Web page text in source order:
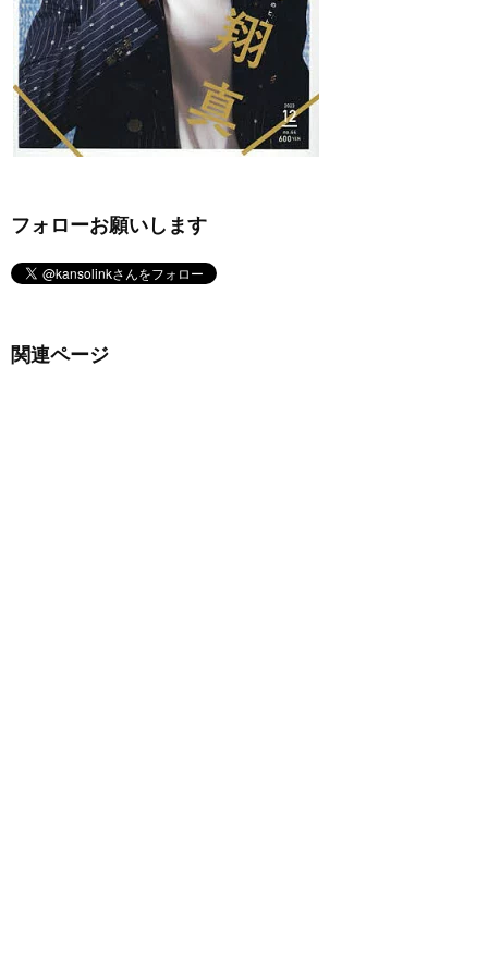
フォローお願いします
関連ページ